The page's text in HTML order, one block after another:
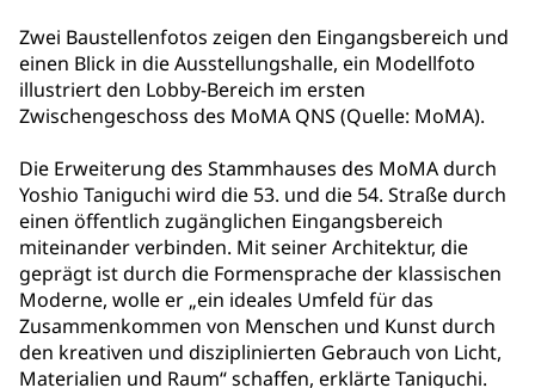
Zwei Baustellenfotos zeigen den Eingangsbereich und
einen Blick in die Ausstellungshalle, ein Modellfoto
illustriert den Lobby-Bereich im ersten
Zwischengeschoss des MoMA QNS (Quelle: MoMA).
Die Erweiterung des Stammhauses des MoMA durch
Yoshio Taniguchi wird die 53. und die 54. Straße durch
einen öffentlich zugänglichen Eingangsbereich
miteinander verbinden. Mit seiner Architektur, die
geprägt ist durch die Formensprache der klassischen
Moderne, wolle er „ein ideales Umfeld für das
Zusammenkommen von Menschen und Kunst durch
den kreativen und disziplinierten Gebrauch von Licht,
Materialien und Raum“ schaffen, erklärte Taniguchi.